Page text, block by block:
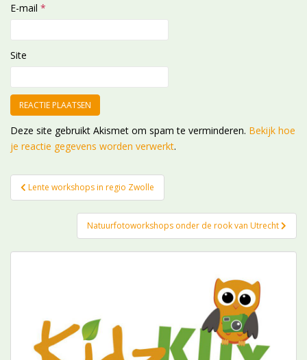
E-mail *
Site
Deze site gebruikt Akismet om spam te verminderen. Bekijk hoe
je reactie gegevens worden verwerkt.
Bericht
navigatie
Lente workshops in regio Zwolle
Natuurfotoworkshops onder de rook van Utrecht